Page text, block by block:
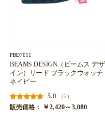
PBD7011
BEAMS DESIGN（ビームス デザ
イン）リード ブラックウォッチ
ネイビー
5.0
（2）
販売価格：
￥2,420～3,080